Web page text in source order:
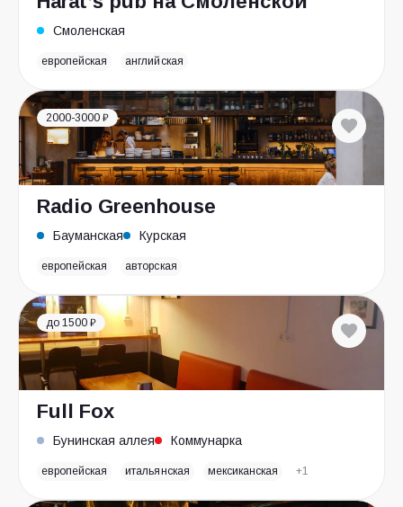
Смоленская
европейская английская
2000-3000 ₽
Radio Greenhouse
Бауманская Курская
европейская авторская
до 1500 ₽
Full Fox
Бунинская аллея Коммунарка
европейская итальянская мексиканская +1